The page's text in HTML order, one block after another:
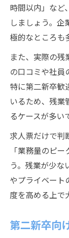
時間以内」など
しましょう。
極的なところも
また、実際の
の口コミや社員
特に第二新卒歓
いるため、残業
るケースが多い
求人票だけで判
「業務量のピ
う。残業が少
やプライベート
度を高める上で
第二新卒向